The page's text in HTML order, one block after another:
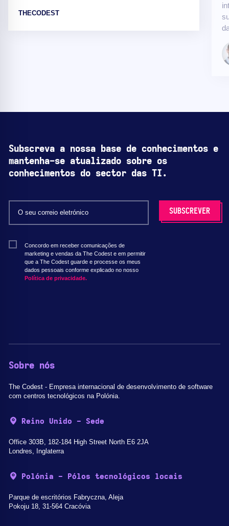
THECODEST
Subscreva a nossa base de conhecimentos e
mantenha-se atualizado sobre os
conhecimentos do sector das TI.
Concordo em receber comunicações de
marketing e vendas da The Codest e em permitir
que a The Codest guarde e processe os meus
dados pessoais conforme explicado no nosso
Política de privacidade.
Sobre nós
The Codest - Empresa internacional de desenvolvimento de software
com centros tecnológicos na Polónia.
Reino Unido - Sede
Office 303B, 182-184 High Street North E6 2JA
Londres, Inglaterra
Polónia - Pólos tecnológicos locais
Parque de escritórios Fabryczna, Aleja
Pokoju 18, 31-564 Cracóvia